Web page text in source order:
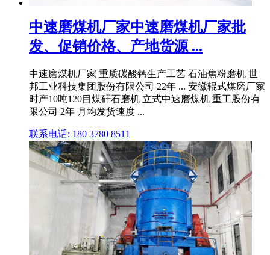
中速磨煤机厂家中速磨煤机厂家批
发、促销价格、产地货源 ...
中速磨煤机厂家 重质碳酸钙生产工艺 石油焦粉磨机 世
邦工业科技集团股份有限公司 22年 ... 安徽辊式煤磨厂家
时产10吨120目煤矸石磨机 立式中速磨煤机 重工股份有
限公司 2年 月均发货速度 ...
联系电话: 180 3780 8511